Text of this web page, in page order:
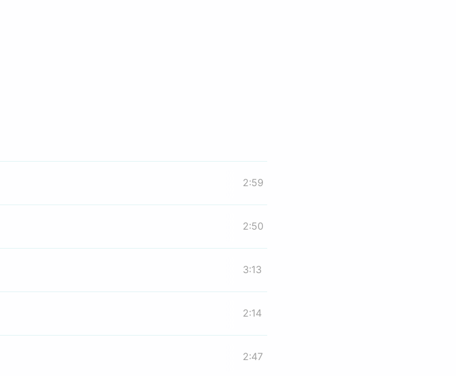
2:59
2:50
3:13
2:14
2:47